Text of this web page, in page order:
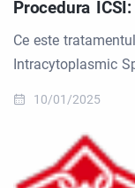
Procedura
Ce este
Intracytoplasmic
10/01/2025